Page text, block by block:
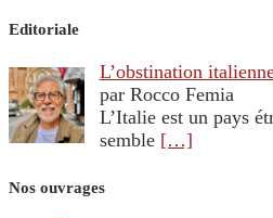
Editoriale
L’obstination
par Rocco Femia
L’Italie est un pays
semble […]
Nos ouvrages